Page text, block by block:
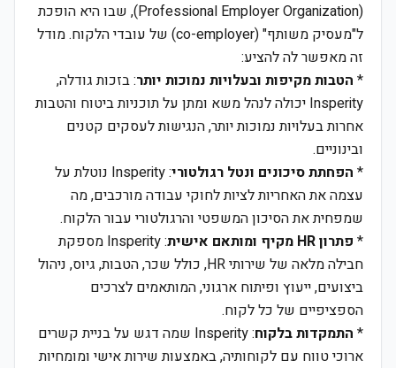
(Professional Employer Organization), שבו היא הופכת
ל"מעסיק משותף" (co-employer) של עובדי הלקוח. מודל
זה מאפשר לה להציע:
* הטבות מקיפות ובעלויות נמוכות יותר: בזכות גודלה,
Insperity יכולה לנהל משא ומתן על תוכניות ביטוח והטבות
אחרות בעלויות נמוכות יותר, הנגישות לעסקים קטנים
ובינוניים.
* הפחתת סיכונים ונטל רגולטורי
: Insperity נוטלת על
עצמה את האחריות לציות לחוקי עבודה מורכבים, מה
שמפחית את הסיכון המשפטי והרגולטורי עבור הלקוח.
* פתרון HR מקיף ומותאם אישית
: Insperity מספקת
חבילה מלאה של שירותי HR, כולל שכר, הטבות, גיוס, ניהול
ביצועים, ייעוץ ופיתוח ארגוני, המותאמים לצרכים
הספציפיים של כל לקוח.
* התמקדות בלקוח
: Insperity שמה דגש על בניית קשרים
ארוכי טווח עם לקוחותיה, באמצעות שירות אישי ומומחיות